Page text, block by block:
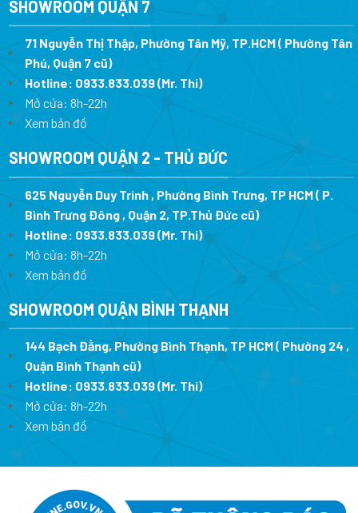
SHOWROOM QUẬN 7
71 Nguyễn Thị Thập, Phường Tân Mỹ, TP.HCM ( Phường Tân
Phú, Quận 7 cũ)
Hotline: 0933.833.039(Mr. Thi)
Mở cửa: 8h-22h
Xem bản đồ
SHOWROOM QUẬN 2 - THỦ ĐỨC
625 Nguyễn Duy Trinh , Phường Bình Trưng, TP HCM ( P.
Bình Trưng Đông , Quận 2, TP.Thủ Đức cũ)
Hotline: 0933.833.039(Mr. Thi)
Mở cửa: 8h-22h
Xem bản đồ
SHOWROOM QUẬN BÌNH THẠNH
144 Bạch Đằng, Phường Bình Thạnh, TP HCM ( Phường 24 ,
Quận Bình Thạnh cũ)
Hotline: 0933.833.039(Mr. Thi)
Mở cửa: 8h-22h
Xem bản đồ